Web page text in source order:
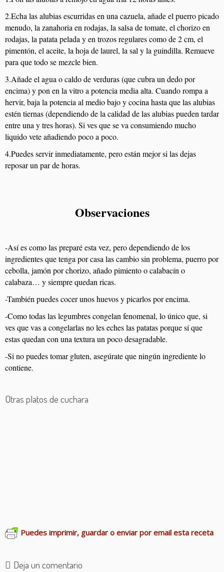
2.Echa las alubias escurridas en una cazuela, añade el puerro picado
menudo, la zanahoria en rodajas, la salsa de tomate, el chorizo en
rodajas, la patata pelada y en trozos regulares como de 2 cm, el
pimentón, el aceite, la hoja de laurel, la sal y la guindilla. Remueve
para que todo se mezcle bien.
3.Añade el agua o caldo de verduras (que cubra un dedo por
encima) y pon en la vitro a potencia media alta. Cuando rompa a
hervir, baja la potencia al medio bajo y cocina hasta que las alubias
estén tiernas (dependiendo de la calidad de las alubias pueden tardar
entre una y tres horas). Si ves que se va consumiendo mucho
liquido vete añadiendo poco a poco.
4.Puedes servir inmediatamente, pero están mejor si las dejas
reposar un par de horas.
Observaciones
-Así es como las preparé esta vez, pero dependiendo de los
ingredientes que tenga por casa las cambio sin problema, puerro por
cebolla, jamón por chorizo, añado pimiento o calabacín o
calabaza… y siempre quedan ricas.
-También puedes cocer unos huevos y picarlos por encima.
-Como todas las legumbres congelan fenomenal, lo único que, si
ves que vas a congelarlas no les eches las patatas porque sí que
estas quedan con una textura un poco desagradable.
-Si no puedes tomar gluten, asegúrate que ningún ingrediente lo
contiene.
Otras platos de cuchara
Puedes imprimir, guardar o enviar por email esta receta
Deja un comentario